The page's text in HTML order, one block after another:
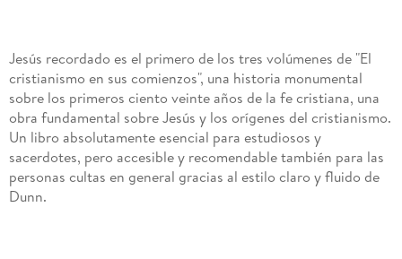
Jesús recordado es el primero de los tres volúmenes de "El
cristianismo en sus comienzos", una historia monumental
sobre los primeros ciento veinte años de la fe cristiana, una
obra fundamental sobre Jesús y los orígenes del cristianismo.
Un libro absolutamente esencial para estudiosos y
sacerdotes, pero accesible y recomendable también para las
personas cultas en general gracias al estilo claro y fluido de
Dunn.